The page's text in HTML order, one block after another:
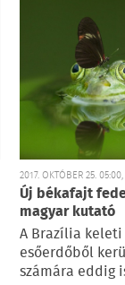
2017. OKTÓBER 25.
Új békafajt
magyar kutató
A Brazília
esőerdőből
számára eddig